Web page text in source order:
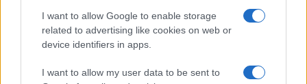
I want to allow Google to enable storage
related to advertising like cookies on web or
device identifiers in apps.
I want to allow my user data to be sent to
„valódi hazafiakhoz”, hogy elsősorban az
ország érdekeit tartsák szem előtt, és ne
engedjék eluralkodni a gyűlöletet és a káoszt.
Kijelentette, hogy a korrupció felett érzett